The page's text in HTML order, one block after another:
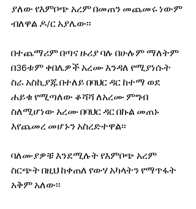
ያለው የእምቦጭ አረም በመጠን መጨመሩ ነውም
ብለዋል ዶ/ር አያሌው፡፡
በተጨማሪም በጣና ዙሪያ ባሉ በሁሉም ማለትም
በ36ቱም ቀበሌዎች አረሙ እንዳለ የሚያነሱት
ስራ አስኪያጁ በተለይ በባህር ዳር ከተማ ወደ
ሐይቁ የሚጣለው ቆሻሻ ለአረሙ ምግብ
ስለሚሆነው አረሙ በባህር ዳር በኩል መጠኑ
እየጨመረ መሆኑን አስረድተዋል፡፡
ባለሙያዎቹ እንደሚሉት የእምቦጭ አረም
ስርጭት በዚህ ከቀጠለ የውሃ አካላትን የማጥፋት
አቅም አለው፡፡